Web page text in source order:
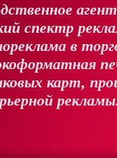
спектр
в
карт,